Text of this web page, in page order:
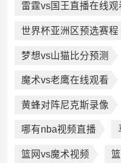
雷霆vs国王直播在线观
世界杯亚洲区预选赛程
梦想vs山猫比分预测
魔术vs老鹰在线观看
黄蜂对阵尼克斯录像
哪有nba视频直播
篮网vs魔术视频